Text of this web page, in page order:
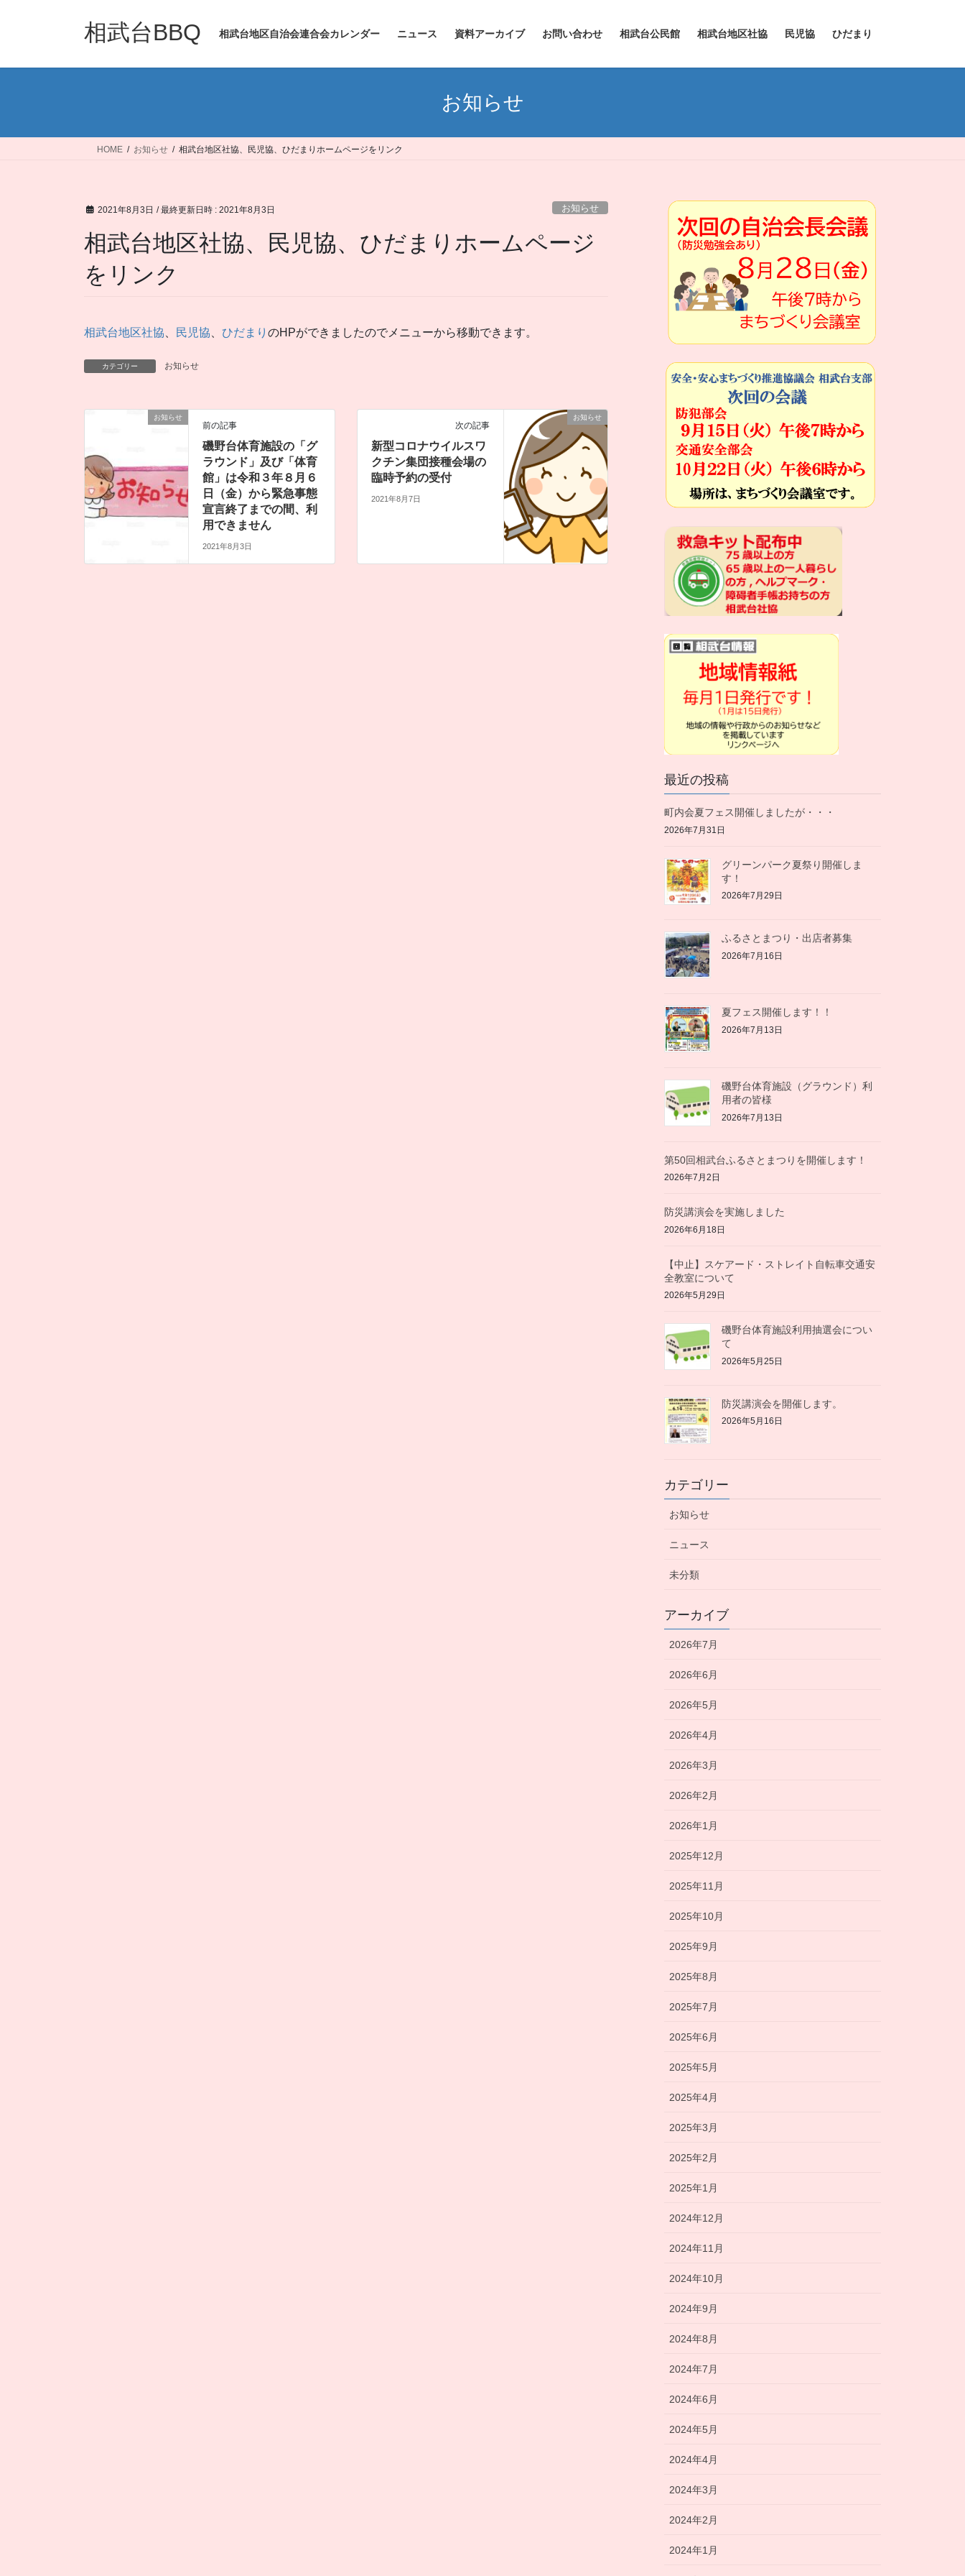
相武台BBQ 相武台地区自治会連合会カレンダー ニュース 資料アーカイブ お問い合わせ 相武台公民館 相武台地区社協 民児協 ひだまり
お知らせ
HOME お知らせ 相武台地区社協、民児協、ひだまりホームページをリンク
2021年8月3日 / 最終更新日時 : 2021年8月3日 お知らせ
相武台地区社協、民児協、ひだまりホームページ
をリンク
相武台地区社協 民児協 ひだまり のHPができましたのでメニューから移動できます。
カテゴリー お知らせ
お知らせ
前の記事
磯野台体育施設の「グ
ラウンド」及び「体育
館」は令和３年８月６
日（金）から緊急事態
宣言終了までの間、利
用できません
2021年8月3日
お知らせ
次の記事
新型コロナウイルスワ
クチン集団接種会場の
臨時予約の受付
2021年8月7日
最近の投稿
町内会夏フェス開催しましたが・・・
2026年7月31日
グリーンパーク夏祭り開催しま
す！
2026年7月29日
ふるさとまつり・出店者募集
2026年7月16日
夏フェス開催します！！
2026年7月13日
磯野台体育施設（グラウンド）利
用者の皆様
2026年7月13日
第50回相武台ふるさとまつりを開催します！
2026年7月2日
防災講演会を実施しました
2026年6月18日
【中止】スケアード・ストレイト自転車交通安
全教室について
2026年5月29日
磯野台体育施設利用抽選会につい
て
2026年5月25日
防災講演会を開催します。
2026年5月16日
カテゴリー
お知らせ
ニュース
未分類
アーカイブ
2026年7月
2026年6月
2026年5月
2026年4月
2026年3月
2026年2月
2026年1月
2025年12月
2025年11月
2025年10月
2025年9月
2025年8月
2025年7月
2025年6月
2025年5月
2025年4月
2025年3月
2025年2月
2025年1月
2024年12月
2024年11月
2024年10月
2024年9月
2024年8月
2024年7月
2024年6月
2024年5月
2024年4月
2024年3月
2024年2月
2024年1月